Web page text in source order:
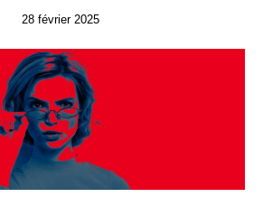
28 février 2025